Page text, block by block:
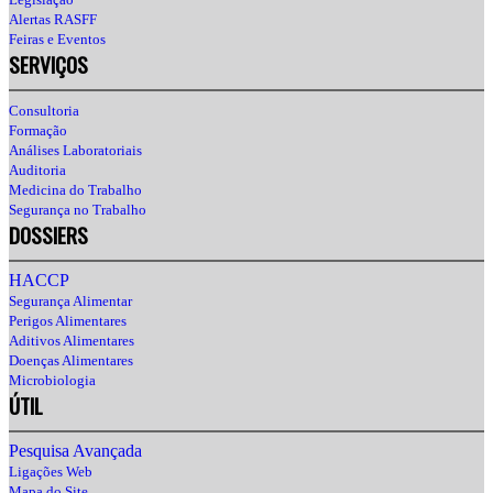
Alertas RASFF
Feiras e Eventos
SERVIÇOS
Consultoria
Formação
Análises Laboratoriais
Auditoria
Medicina do Trabalho
Segurança no Trabalho
DOSSIERS
HACCP
Segurança Alimentar
Perigos Alimentares
Aditivos Alimentares
Doenças Alimentares
Microbiologia
ÚTIL
Pesquisa Avançada
Ligações Web